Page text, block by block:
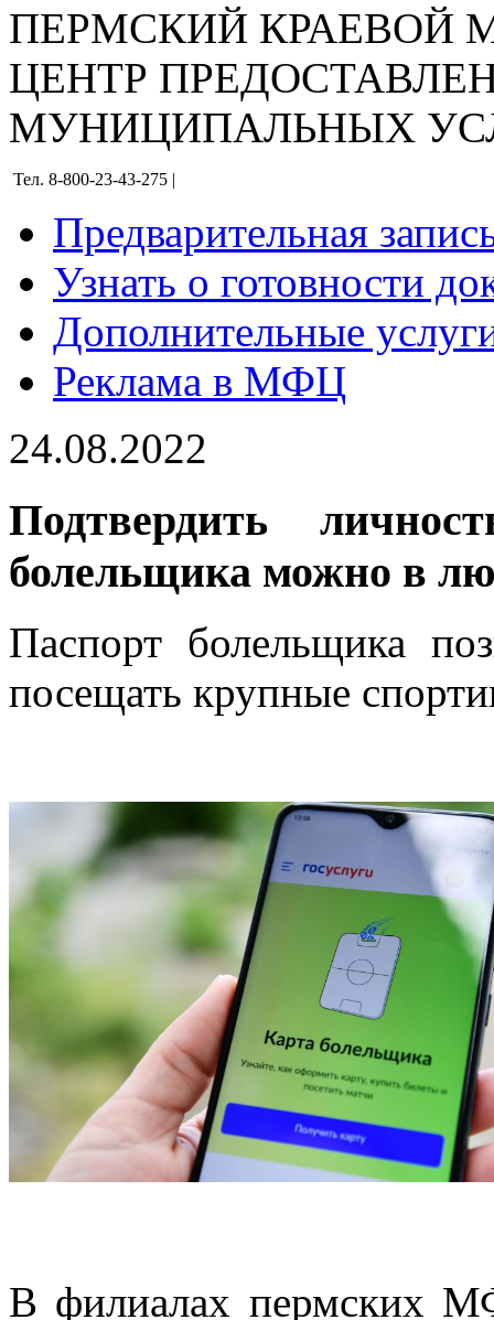
ПЕРМСКИЙ КРАЕВОЙ
ЦЕНТР
МУНИЦИПАЛЬНЫХ
Тел. 8-800-23-43-275 |
Предварительная
Узнать о готовности
Дополнительные
Реклама в МФЦ
24.08.2022
Подтвердить
болельщика можно в
Паспорт болельщика
посещать крупные
В филиалах пермских